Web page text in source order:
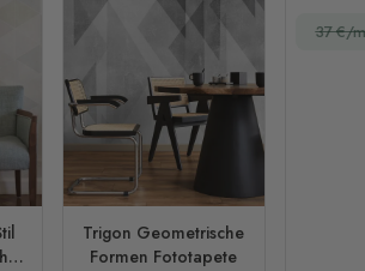
Trigon Geometrische
Formen Fototapete
37 €/